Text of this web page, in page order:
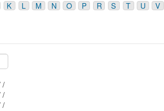
K L M N O P R S T U V
Mblu: 021/ 007/ 004/ /
Mblu: 021/ 007/ 013/ /
Mblu: 021/ 007/ 005/ /